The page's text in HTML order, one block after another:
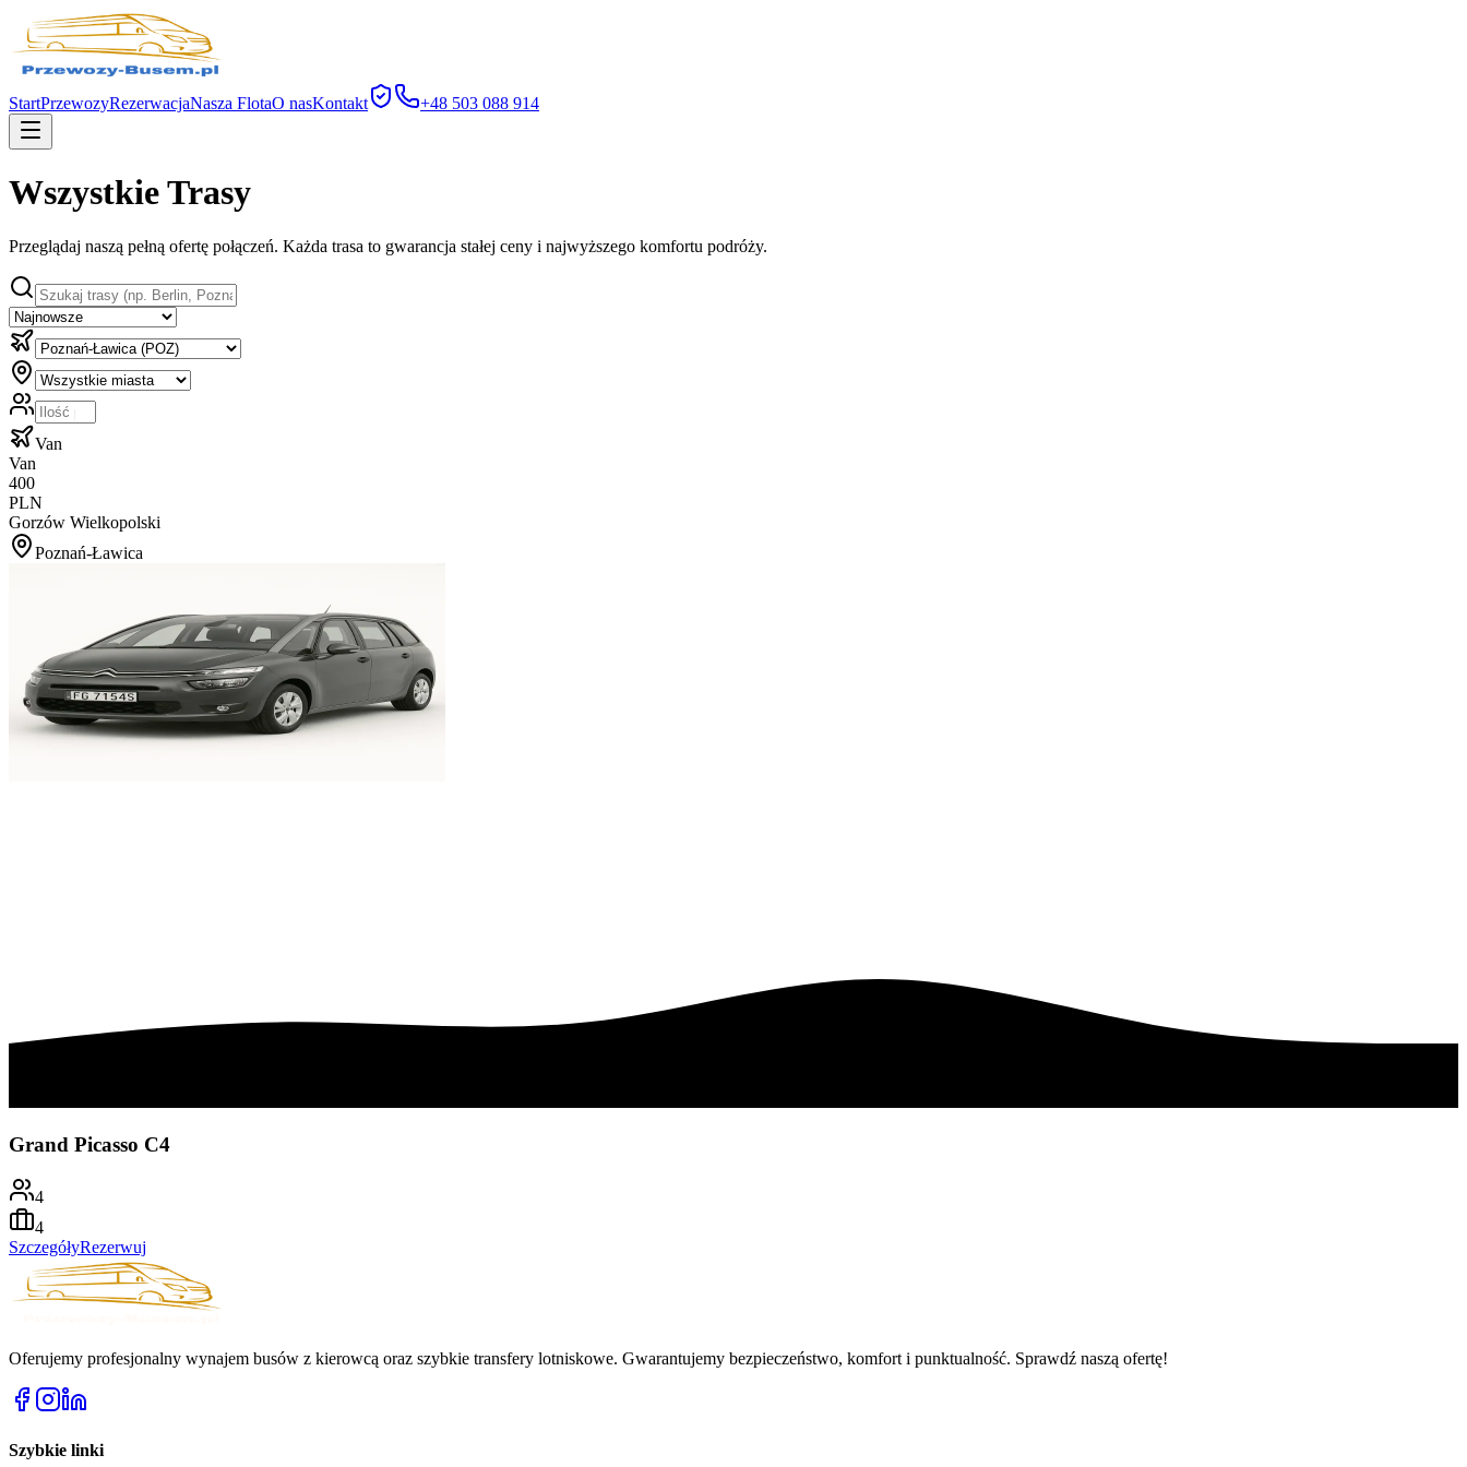
StartPrzewozyRezerwacjaNasza FlotaO nasKontakt +48 503 088 914
Wszystkie Trasy
Przeglądaj naszą pełną ofertę połączeń. Każda trasa to gwarancja stałej ceny i najwyższego komfortu podróży.
Van
Van
400
PLN
Gorzów Wielkopolski
Poznań-Ławica
Grand Picasso C4
4
4
SzczegółyRezerwuj
Oferujemy profesjonalny wynajem busów z kierowcą oraz szybkie transfery lotniskowe. Gwarantujemy bezpieczeństwo, komfort i punktualność. Sprawdź naszą ofertę!
Szybkie linki